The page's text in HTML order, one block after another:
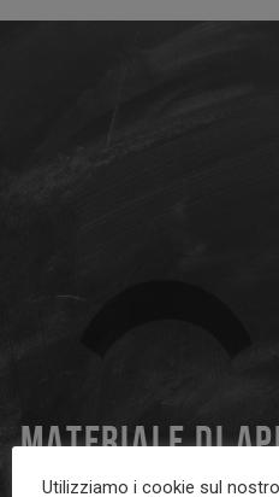
MATERIALE DI
Utilizziamo i cookie sul